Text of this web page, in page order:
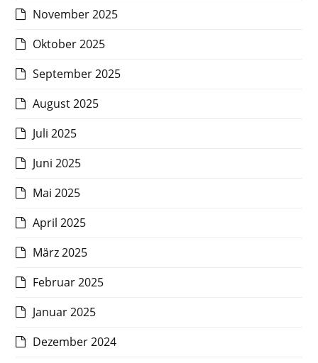
November 2025
Oktober 2025
September 2025
August 2025
Juli 2025
Juni 2025
Mai 2025
April 2025
März 2025
Februar 2025
Januar 2025
Dezember 2024